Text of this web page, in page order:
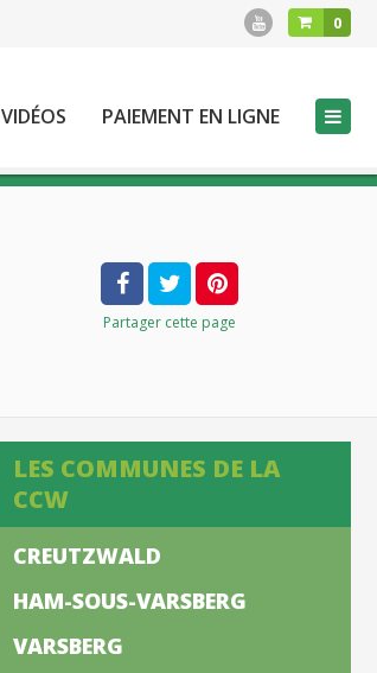
0
VIDÉOS PAIEMENT EN LIGNE
Partager cette page
LES COMMUNES DE LA
CCW
CREUTZWALD
HAM-SOUS-VARSBERG
VARSBERG